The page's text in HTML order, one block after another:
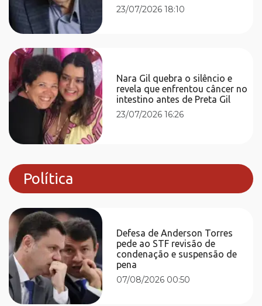
23/07/2026 18:10
Nara Gil quebra o silêncio e
revela que enfrentou câncer no
intestino antes de Preta Gil
23/07/2026 16:26
Política
Defesa de Anderson Torres
pede ao STF revisão de
condenação e suspensão de
pena
07/08/2026 00:50